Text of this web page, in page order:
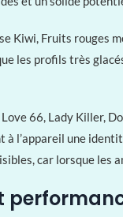
Kiwi, Fruits rouges
les profils très
Love 66, Lady Killer,
l’appareil une
car lorsque les